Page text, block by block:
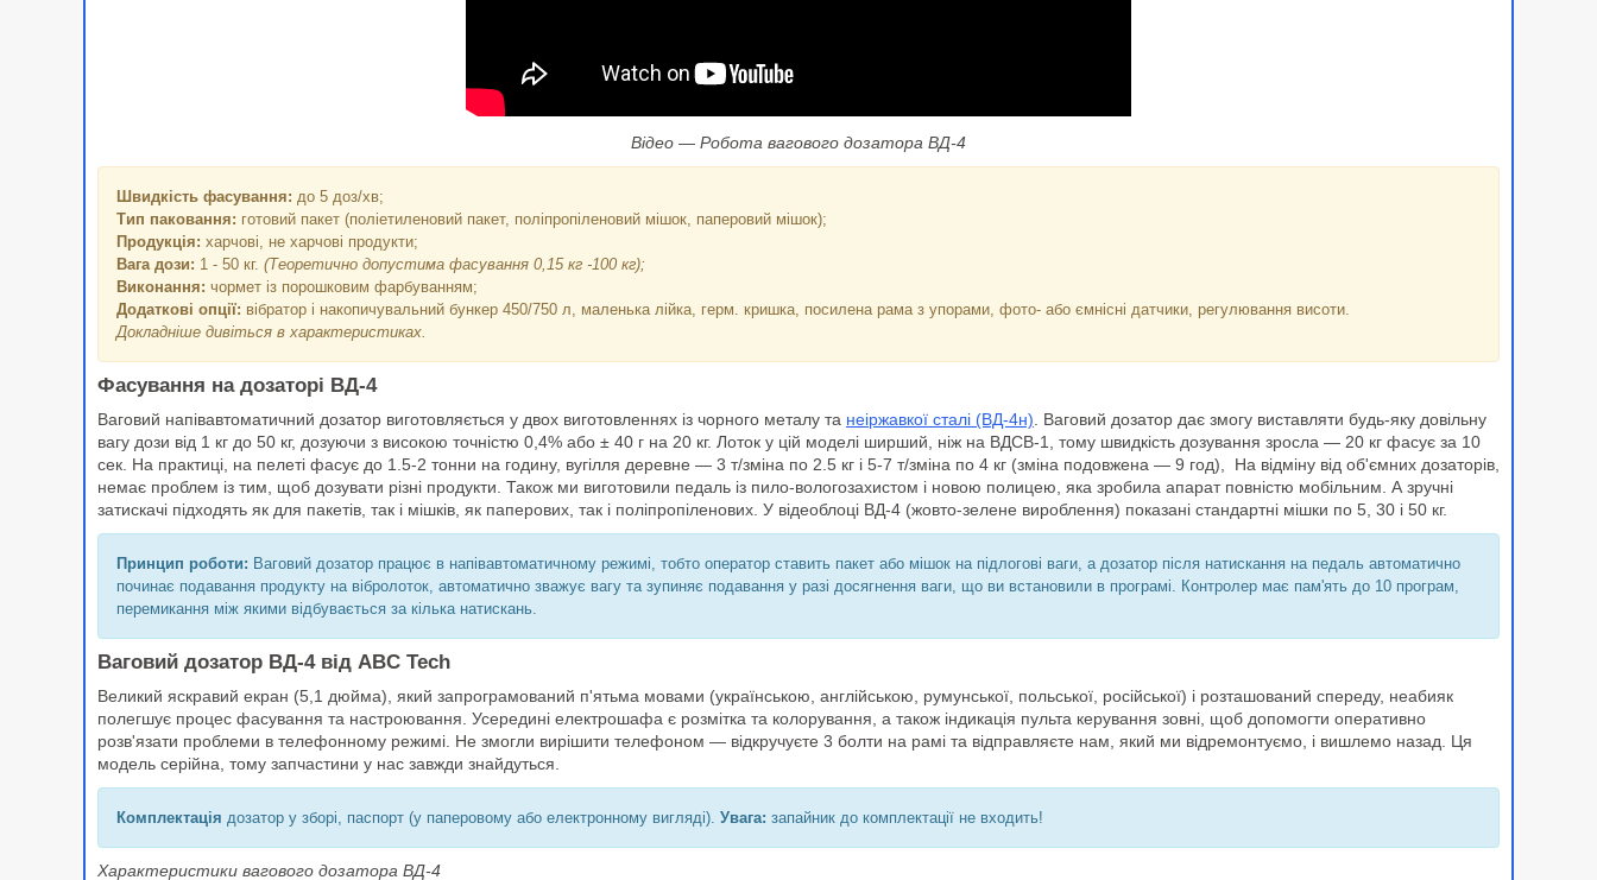
Відео — Робота вагового дозатора ВД-4
Швидкість фасування: до 5 доз/хв;
Тип паковання: готовий пакет (поліетиленовий пакет, поліпропіленовий мішок, паперовий мішок);
Продукція: харчові, не харчові продукти;
Вага дози: 1 - 50 кг. (Теоретично допустима фасування 0,15 кг -100 кг);
Виконання: чормет із порошковим фарбуванням;
Додаткові опції: вібратор і накопичувальний бункер 450/750 л, маленька лійка, герм. кришка, посилена рама з упорами, фото- або ємнісні датчики, регулювання висоти.
Докладніше дивіться в характеристиках.
Фасування на дозаторі ВД-4
Ваговий напівавтоматичний дозатор виготовляється у двох виготовленнях із чорного металу та неіржавкої сталі (ВД-4н). Ваговий дозатор дає змогу виставляти будь-яку довільну
вагу дози від 1 кг до 50 кг, дозуючи з високою точністю 0,4% або ± 40 г на 20 кг. Лоток у цій моделі ширший, ніж на ВДСВ-1, тому швидкість дозування зросла — 20 кг фасує за 10
сек. На практиці, на пелеті фасує до 1.5-2 тонни на годину, вугілля деревне — 3 т/зміна по 2.5 кг і 5-7 т/зміна по 4 кг (зміна подовжена — 9 год), На відміну від об'ємних дозаторів,
немає проблем із тим, щоб дозувати різні продукти. Також ми виготовили педаль із пило-вологозахистом і новою полицею, яка зробила апарат повністю мобільним. А зручні
затискачі підходять як для пакетів, так і мішків, як паперових, так і поліпропіленових. У відеоблоці ВД-4 (жовто-зелене вироблення) показані стандартні мішки по 5, 30 і 50 кг.
Принцип роботи: Ваговий дозатор працює в напівавтоматичному режимі, тобто оператор ставить пакет або мішок на підлогові ваги, а дозатор після натискання на педаль автоматично
починає подавання продукту на вібролоток, автоматично зважує вагу та зупиняє подавання у разі досягнення ваги, що ви встановили в програмі. Контролер має пам'ять до 10 програм,
перемикання між якими відбувається за кілька натискань.
Ваговий дозатор ВД-4 від ABC Tech
Великий яскравий екран (5,1 дюйма), який запрограмований п'ятьма мовами (українською, англійською, румунської, польської, російської) і розташований спереду, неабияк
полегшує процес фасування та настроювання. Усередині електрошафа є розмітка та колорування, а також індикація пульта керування зовні, щоб допомогти оперативно
розв'язати проблеми в телефонному режимі. Не змогли вирішити телефоном — відкручуєте 3 болти на рамі та відправляєте нам, який ми відремонтуємо, і вишлемо назад. Ця
модель серійна, тому запчастини у нас завжди знайдуться.
Комплектація дозатор у зборі, паспорт (у паперовому або електронному вигляді). Увага: запайник до комплектації не входить!
Характеристики вагового дозатора ВД-4